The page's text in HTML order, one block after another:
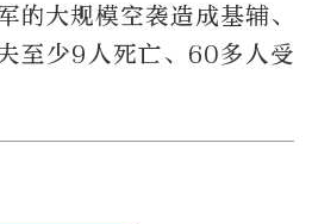
的大规模空袭造成基辅、
至少9人死亡、60多人受